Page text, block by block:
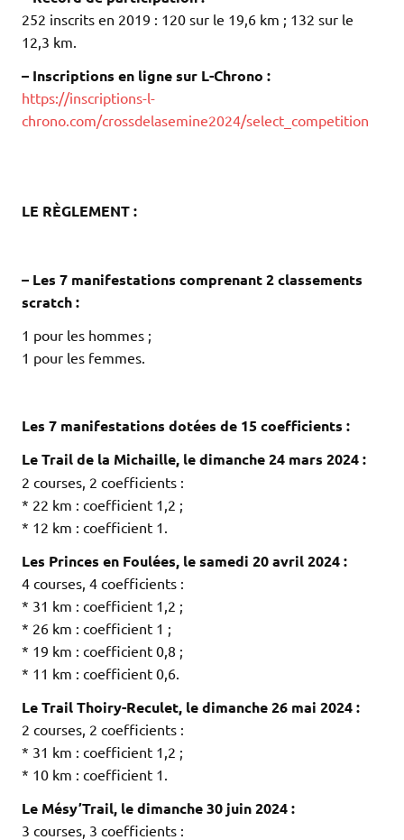
252 inscrits en 2019 : 120 sur le 19,6 km ; 132 sur le
12,3 km.
– Inscriptions en ligne sur L-Chrono :
https://inscriptions-l-
chrono.com/crossdelasemine2024/select_competition
LE RÈGLEMENT :
– Les 7 manifestations comprenant 2 classements
scratch :
1 pour les hommes ;
1 pour les femmes.
Les 7 manifestations dotées de 15 coefficients :
Le Trail de la Michaille, le dimanche 24 mars 2024 :
2 courses, 2 coefficients :
* 22 km : coefficient 1,2 ;
* 12 km : coefficient 1.
Les Princes en Foulées, le samedi 20 avril 2024 :
4 courses, 4 coefficients :
* 31 km : coefficient 1,2 ;
* 26 km : coefficient 1 ;
* 19 km : coefficient 0,8 ;
* 11 km : coefficient 0,6.
Le Trail Thoiry-Reculet, le dimanche 26 mai 2024 :
2 courses, 2 coefficients :
* 31 km : coefficient 1,2 ;
* 10 km : coefficient 1.
Le Mésy’Trail, le dimanche 30 juin 2024 :
3 courses, 3 coefficients :